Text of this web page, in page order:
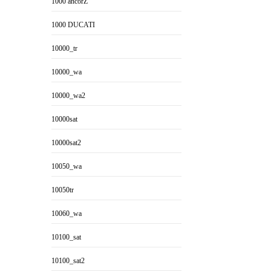
1000 DUCATI
10000_tr
10000_wa
10000_wa2
10000sat
10000sat2
10050_wa
10050tr
10060_wa
10100_sat
10100_sat2